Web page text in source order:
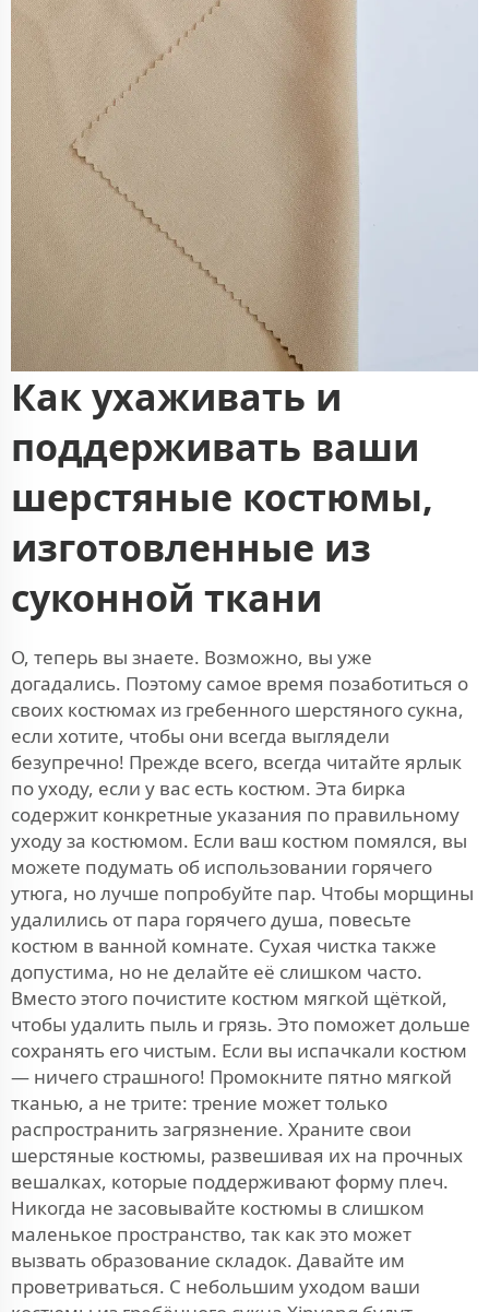
Как ухаживать и
поддерживать ваши
шерстяные костюмы,
изготовленные из
суконной ткани
О, теперь вы знаете. Возможно, вы уже
догадались. Поэтому самое время позаботиться о
своих костюмах из гребенного шерстяного сукна,
если хотите, чтобы они всегда выглядели
безупречно! Прежде всего, всегда читайте ярлык
по уходу, если у вас есть костюм. Эта бирка
содержит конкретные указания по правильному
уходу за костюмом. Если ваш костюм помялся, вы
можете подумать об использовании горячего
утюга, но лучше попробуйте пар. Чтобы морщины
удалились от пара горячего душа, повесьте
костюм в ванной комнате. Сухая чистка также
допустима, но не делайте её слишком часто.
Вместо этого почистите костюм мягкой щёткой,
чтобы удалить пыль и грязь. Это поможет дольше
сохранять его чистым. Если вы испачкали костюм
— ничего страшного! Промокните пятно мягкой
тканью, а не трите: трение может только
распространить загрязнение. Храните свои
шерстяные костюмы, развешивая их на прочных
вешалках, которые поддерживают форму плеч.
Никогда не засовывайте костюмы в слишком
маленькое пространство, так как это может
вызвать образование складок. Давайте им
проветриваться. С небольшим уходом ваши